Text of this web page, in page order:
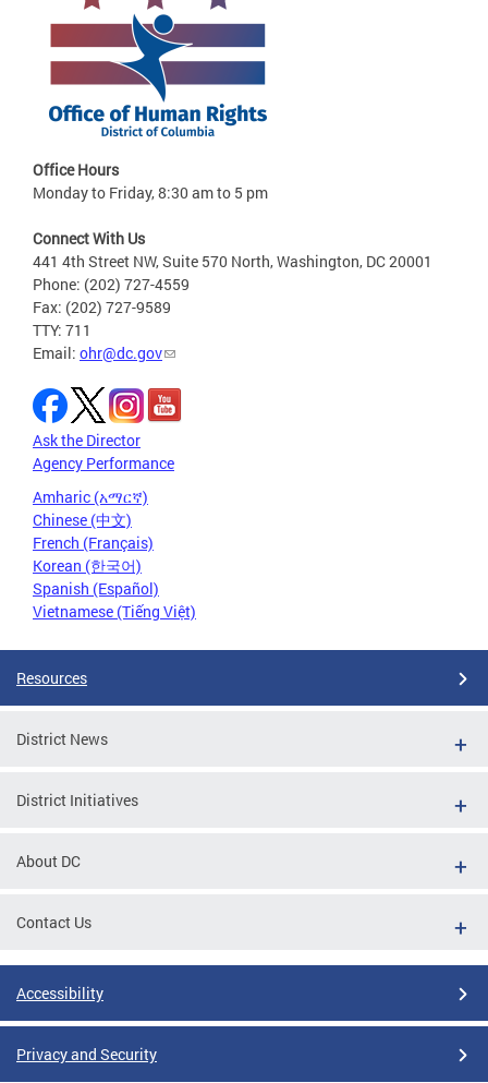
Office Hours
Monday to Friday, 8:30 am to 5 pm
Connect With Us
441 4th Street NW, Suite 570 North, Washington, DC 20001
Phone: (202) 727-4559
Fax: (202) 727-9589
TTY: 711
Email: ohr@dc.gov
Ask the Director
Agency Performance
Amharic (አማርኛ)
Chinese (中文)
French (Français)
Korean (한국어)
Spanish (Español)
Vietnamese (Tiếng Việt)
Resources
District News
District Initiatives
About DC
Contact Us
Accessibility
Privacy and Security